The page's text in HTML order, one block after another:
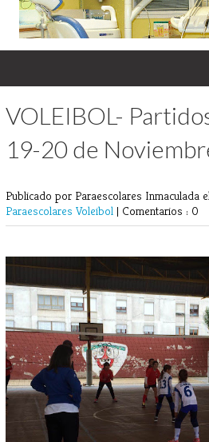
VOLEIBOL-
19-20 de
Publicado por Paraescolares Inmaculada
Paraescolares Voleibol | Comentarios : 0